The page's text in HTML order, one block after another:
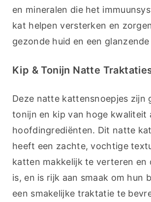
en mineralen die het
kat helpen versterken en
gezonde huid en een
Kip & Tonijn Natte
Deze natte kattensnoepjes zijn
tonijn en kip van hoge kwaliteit
hoofdingrediënten. Dit natte
heeft een zachte, vochtige
katten makkelijk te verteren en
is, en is rijk aan smaak om hun
een smakelijke traktatie te